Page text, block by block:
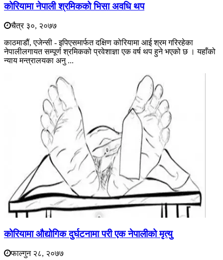
कोरियामा नेपाली श्रमिकको भिसा अवधि थप
चैत्र ३०, २०७७
काठमाडौं, एजेन्सी - इपिएसमार्फत दक्षिण कोरियामा आई श्रम गरिरहेका
नेपालीलगायत सम्पूर्ण श्रमिकको प्रवेशाज्ञा एक वर्ष थप हुने भएको छ । यहाँको
न्याय मन्त्रालयका अनु ...
कोरियामा औद्योगिक दुर्घटनामा परी एक नेपालीको मृत्यु
फाल्गुन २८, २०७७